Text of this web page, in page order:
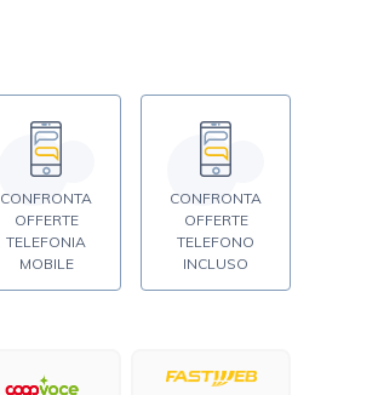
CONFRONTA
OFFERTE
TELEFONIA
MOBILE
CONFRONTA
OFFERTE
TELEFONO
INCLUSO